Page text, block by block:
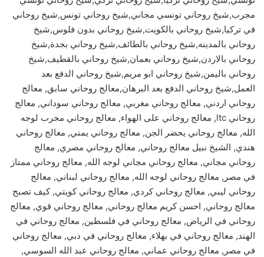
مجرب,شيخ روحاني تونسي مجاني,شيخ روحاني تونس,شيخ روحاني
في تركيا,شيخ روحاني بالكويت,شيخ روحاني بدون فلوس,شيخ
روحاني بالمدينه,شيخ روحاني بالطائف,شيخ روحاني بجدة,شيخ
روحاني بالاردن,شيخ روحاني بعمان,شيخ روحاني بالقطيف,شيخ
روحاني باليمن,شيخ روحاني ابو مريم,شيخ روحاني الدفع بعد
العمل,شيخ روحاني الدفع بعد البرهان,معالج روحاني سابق, معالج
روحاني اردني, معالج روحاني مغربي, معالج روحاني سوداني, معالج
روحاني ltc, معالج روحاني على الهواء, معالج روحاني مجرب لوجه
الله, معالج روحاني يحضر الجن, معالج روحاني يمني, معالج روحاني
هندي, الشيخ نبيل معالج روحاني, معالج روحاني مصري, معالج
روحاني مجاني, معالج روحاني مجاني لوجه الله, معالج روحاني ممتاز
في مصر, معالج روحاني لوجه الله, معالج روحاني لبناني, معالج
روحاني ليبي, معالج روحاني كردي, معالج روحاني كويتي, كيف تصبح
معالج روحاني, احسن كريم معالج روحاني, معالج روحاني قوي, معالج
روحاني في الرياض, معالج روحاني في فلسطين, معالج روحاني في
الهند, معالج روحاني في بهلاء, معالج روحاني في دبي, معالج روحاني
في مصر, معالج روحاني عماني, معالج روحاني عبد الله السوسي,